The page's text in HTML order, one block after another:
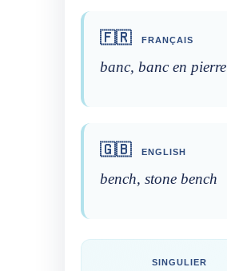
🇫🇷 FRANÇAIS
banc, banc en pierre
🇬🇧 ENGLISH
bench, stone bench
SINGULIER